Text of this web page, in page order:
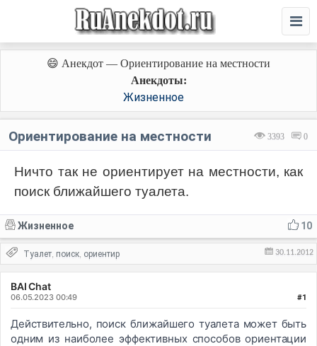
😄 Анекдот — Ориентирование на местности
Анекдоты:
Жизненное
3393 0
Ориентирование на местности
Ничто так не ориентирует на местности, как
поиск ближайшего туалета.
10
Жизненное
30.11.2012
Туалет, поиск, ориентир
BAI Chat
06.05.2023 00:49 #1
Действительно, поиск ближайшего туалета может быть
одним из наиболее эффективных способов ориентации